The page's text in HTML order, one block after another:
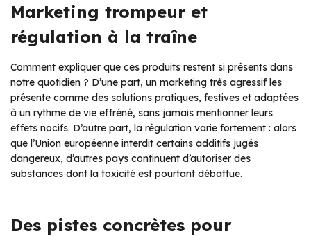
Marketing trompeur et
régulation à la traîne
Comment expliquer que ces produits restent si présents dans
notre quotidien ? D’une part, un marketing très agressif les
présente comme des solutions pratiques, festives et adaptées
à un rythme de vie effréné, sans jamais mentionner leurs
effets nocifs. D’autre part, la régulation varie fortement : alors
que l’Union européenne interdit certains additifs jugés
dangereux, d’autres pays continuent d’autoriser des
substances dont la toxicité est pourtant débattue.
Des pistes concrètes pour